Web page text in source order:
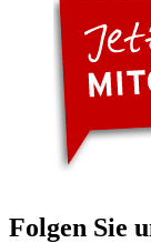
Folgen Sie